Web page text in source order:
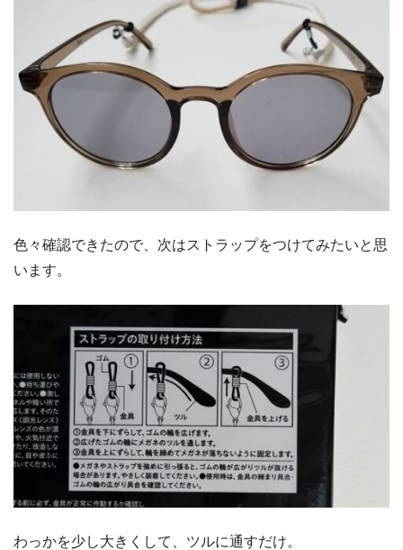
色々確認できたので、次はストラップをつけてみたいと思
います。
わっかを少し大きくして、ツルに通すだけ。